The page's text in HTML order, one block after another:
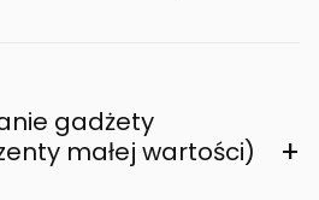
gadżety
małej wartości)
+